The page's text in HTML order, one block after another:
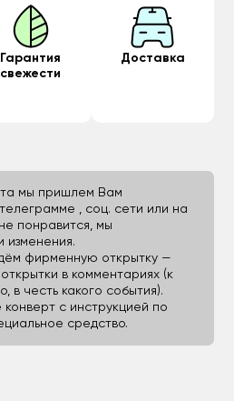
Гарантия
свежести
Доставка
мы пришлем Вам
, соц. сети или на
понравится, мы
изменения.
фирменную открытку —
в комментариях (к
в честь какого события).
конверт с инструкцией по
средство.